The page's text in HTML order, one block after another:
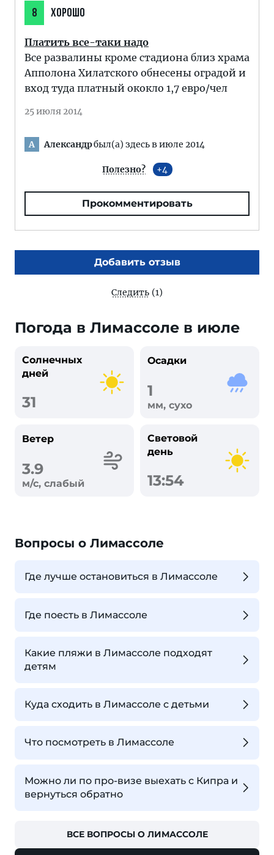
8 ХОРОШО
Платить все-таки надо
Все развалины кроме стадиона близ храма
Апполона Хилатского обнесены оградой и
вход туда платный ококло 1,7 евро/чел
25 июля 2014
А Александрбыл(а) здесь в июле 2014
Полезно? 4
Прокомментировать
Добавить отзыв
Следить (1)
Погода в Лимассоле в июле
Солнечных
дней
31
Осадки
1
мм, сухо
Ветер
3.9
м/с, слабый
Световой
день
13:54
Вопросы о Лимассоле
Где лучше остановиться в Лимассоле
Где поесть в Лимассоле
Какие пляжи в Лимассоле подходят
детям
Куда сходить в Лимассоле с детьми
Что посмотреть в Лимассоле
Можно ли по про-визе выехать с Кипра и
вернуться обратно
ВСЕ ВОПРОСЫ О ЛИМАССОЛЕ